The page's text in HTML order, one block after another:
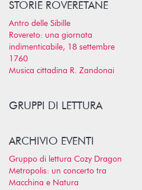
STORIE ROVERETANE
Antro delle Sibille
Rovereto: una giornata
indimenticabile, 18 settembre
1760
Musica cittadina R. Zandonai
GRUPPI DI LETTURA
ARCHIVIO EVENTI
Gruppo di lettura Cozy Dragon
Metropolis: un concerto tra
Macchina e Natura